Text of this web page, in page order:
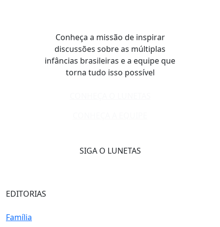
Conheça a missão de inspirar
discussões sobre as múltiplas
infâncias brasileiras e a equipe que
torna tudo isso possível
SIGA O LUNETAS
EDITORIAS
Família